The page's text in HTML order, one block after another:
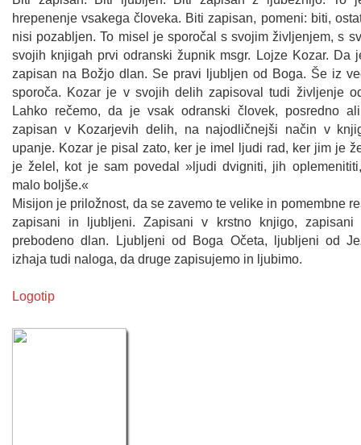
hrepenenje vsakega človeka. Biti zapisan, pomeni: biti,
nisi pozabljen. To misel je sporočal s svojim življenjem, s
svojih knjigah prvi odranski župnik msgr. Lojze Kozar. Da
zapisan na Božjo dlan. Se pravi ljubljen od Boga. Še iz
sporoča. Kozar je v svojih delih zapisoval tudi življenje
Lahko rečemo, da je vsak odranski človek, posredno
zapisan v Kozarjevih delih, na najodličnejši način v
upanje. Kozar je pisal zato, ker je imel ljudi rad, ker jim je
je želel, kot je sam povedal »ljudi dvigniti, jih
malo boljše.«
Misijon je priložnost, da se zavemo te velike in pomembne
zapisani in ljubljeni. Zapisani v krstno knjigo, zapisani
prebodeno dlan. Ljubljeni od Boga Očeta, ljubljeni od
izhaja tudi naloga, da druge zapisujemo in ljubimo.
Logotip